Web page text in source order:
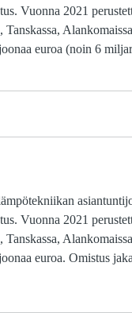
Vuonna 2021
euroa (noin 6
Vuonna 2021
euroa. Omistus